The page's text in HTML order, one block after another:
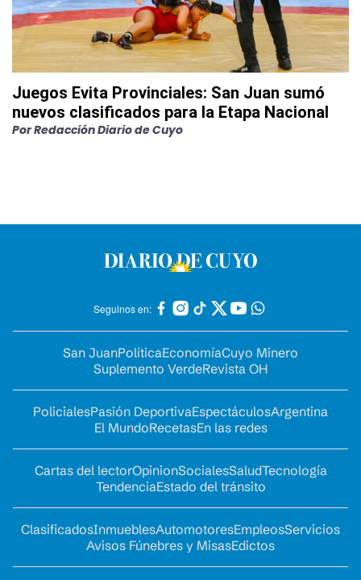
Juegos Evita Provinciales: San Juan sumó
nuevos clasificados para la Etapa Nacional
PorRedacción Diario de Cuyo
Seguinos en:
San JuanPolíticaEconomíaCuyo Minero
Suplemento VerdeRevista OH
PolicialesPasión DeportivaEspectáculosArgentina
El MundoRecetasEn las redes
Cartas del lectorOpinionSocialesSaludTecnología
TendenciaEstado del tránsito
ClasificadosInmueblesAutomotoresEmpleosServicios
Avisos Fúnebres y MisasEdictos